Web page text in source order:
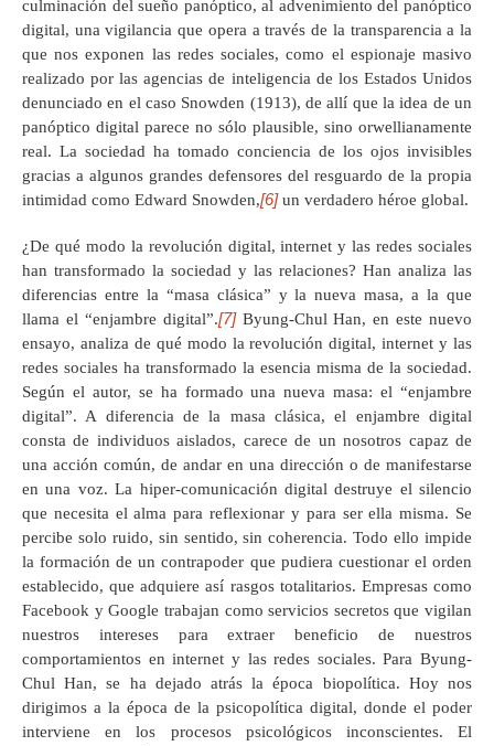
culminación del sueño panóptico, al advenimiento del panóptico
digital, una vigilancia que opera a través de la transparencia a la
que nos exponen las redes sociales, como el espionaje masivo
realizado por las agencias de inteligencia de los Estados Unidos
denunciado en el caso Snowden (1913), de allí que la idea de un
panóptico digital parece no sólo plausible, sino orwellianamente
real. La sociedad ha tomado conciencia de los ojos invisibles
gracias a algunos grandes defensores del resguardo de la propia
intimidad como Edward Snowden,[6]un verdadero héroe global.
¿De qué modo la revolución digital, internet y las redes sociales
han transformado la sociedad y las relaciones? Han analiza las
diferencias entre la “masa clásica” y la nueva masa, a la que
llama el “enjambre digital”.[7]Byung-Chul Han, en este nuevo
ensayo, analiza de qué modo la revolución digital, internet y las
redes sociales ha transformado la esencia misma de la sociedad.
Según el autor, se ha formado una nueva masa: el “enjambre
digital”. A diferencia de la masa clásica, el enjambre digital
consta de individuos aislados, carece de un nosotros capaz de
una acción común, de andar en una dirección o de manifestarse
en una voz. La hiper-comunicación digital destruye el silencio
que necesita el alma para reflexionar y para ser ella misma. Se
percibe solo ruido, sin sentido, sin coherencia. Todo ello impide
la formación de un contrapoder que pudiera cuestionar el orden
establecido, que adquiere así rasgos totalitarios. Empresas como
Facebook y Google trabajan como servicios secretos que vigilan
nuestros intereses para extraer beneficio de nuestros
comportamientos en internet y las redes sociales. Para Byung-
Chul Han, se ha dejado atrás la época biopolítica. Hoy nos
dirigimos a la época de la psicopolítica digital, donde el poder
interviene en los procesos psicológicos inconscientes. El